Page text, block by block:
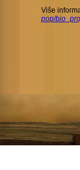
Više
pop/